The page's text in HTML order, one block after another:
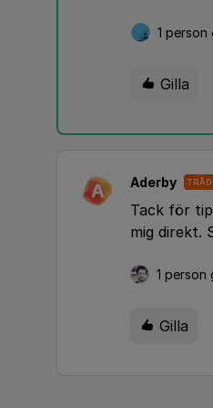
1
Gilla
A Aderby
Tack för
mig direkt.
1 person
Gilla